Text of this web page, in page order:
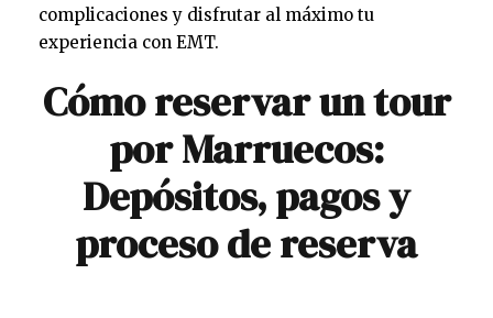
complicaciones y disfrutar al máximo tu
experiencia con EMT.
Cómo reservar un tour
por Marruecos:
Depósitos, pagos y
proceso de reserva